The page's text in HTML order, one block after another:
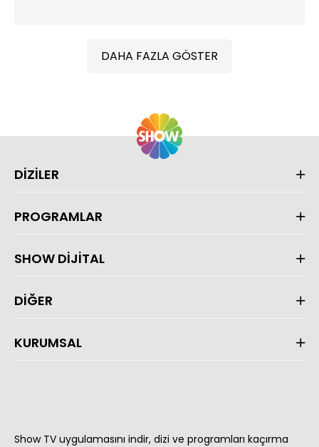
DAHA FAZLA GÖSTER
DİZİLER
PROGRAMLAR
SHOW DİJİTAL
DİĞER
KURUMSAL
Show TV uygulamasını indir, dizi ve programları kaçırma